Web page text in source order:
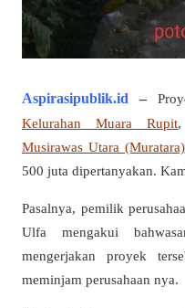
Aspirasipublik.id –
Kelurahan Muara Rupit
Musirawas Utara (Muratara)
500 juta dipertanyakan.
Pasalnya, pemilik
Ulfa mengakui
mengerjakan proyek
meminjam perusahaan nya.